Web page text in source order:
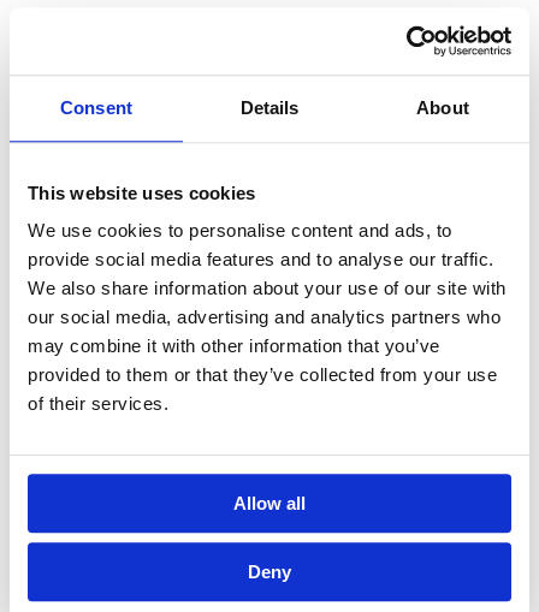
Consent Details About
This website uses cookies
We use cookies to personalise content and ads, to
provide social media features and to analyse our traffic.
We also share information about your use of our site with
our social media, advertising and analytics partners who
may combine it with other information that you’ve
provided to them or that they’ve collected from your use
of their services.
Allow all
Deny
Økonomiavdelingen som
bindeledd og garanti
etterstrebe en arbeidsfordeling hvor ledelsen
informerer og følger opp at organisasjonen
jobber mot de riktige målene. Samtidig må
det gis tillit og frihet til de forskjellige
enhetene og nivåene, til hvordan disse
målene skal oppnås. For å sikre at det er
gode beslutninger som tas, må
kvalitetssikrende tiltak være en del av
For å ta gode beslutninger, enten det er for å
håndtere en akutt uforutsett situasjon, jobbe
med delmål på vei mot en større målsetning,
eller for å ta fatt på de store planene for